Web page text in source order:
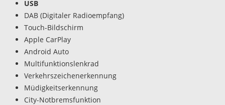
USB
DAB (Digitaler Radioempfang)
Touch-Bildschirm
Apple CarPlay
Android Auto
Multifunktionslenkrad
Verkehrszeichenerkennung
Müdigkeitserkennung
City-Notbremsfunktion